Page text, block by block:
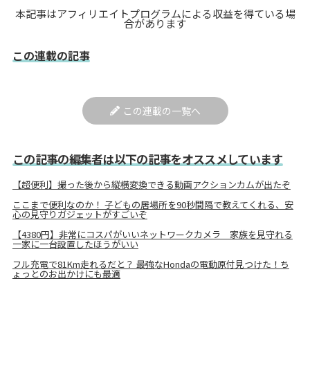
本記事はアフィリエイトプログラムによる収益を得ている場
合があります
この連載の記事
この連載の一覧へ
この記事の編集者は以下の記事をオススメしています
【超便利】撮った後から縦横変換できる動画アクションカムが出たぞ
ここまで便利なのか！ 子どもの居場所を90秒間隔で教えてくれる、安
心の見守りガジェットがすごいぞ
【4380円】非常にコスパがいいネットワークカメラ 家族を見守れる
一家に一台設置したほうがいい
フル充電で81Km走れるだと？ 最強なHondaの電動原付見つけた！ち
ょっとのお出かけにも最適